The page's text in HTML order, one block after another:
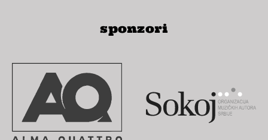
sponzori